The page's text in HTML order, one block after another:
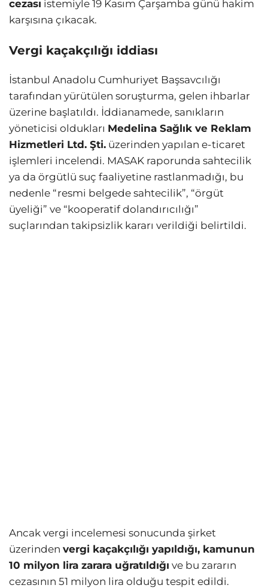
cezası istemiyle 19 Kasım Çarşamba günü hakim
karşısına çıkacak.
Vergi kaçakçılığı iddiası
İstanbul Anadolu Cumhuriyet Başsavcılığı
tarafından yürütülen soruşturma, gelen ihbarlar
üzerine başlatıldı. İddianamede, sanıkların
yöneticisi oldukları Medelina Sağlık ve Reklam
Hizmetleri Ltd. Şti. üzerinden yapılan e-ticaret
işlemleri incelendi. MASAK raporunda sahtecilik
ya da örgütlü suç faaliyetine rastlanmadığı, bu
nedenle “resmi belgede sahtecilik”, “örgüt
üyeliği” ve “kooperatif dolandırıcılığı”
suçlarından takipsizlik kararı verildiği belirtildi.
Ancak vergi incelemesi sonucunda şirket
üzerinden vergi kaçakçılığı yapıldığı, kamunun
10 milyon lira zarara uğratıldığı ve bu zararın
cezasının 51 milyon lira olduğu tespit edildi.